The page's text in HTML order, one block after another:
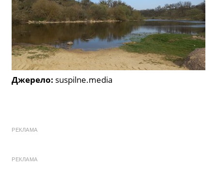
Джерело: suspilne.media
РЕКЛАМА
РЕКЛАМА